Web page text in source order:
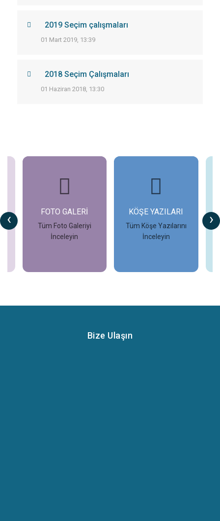
2019 Seçim çalışmaları
01 Mart 2019, 13:39
2018 Seçim Çalışmaları
01 Haziran 2018, 13:30
‹ ›
FOTO GALERİ
Tüm Foto Galeriyi
İnceleyin
KÖŞE YAZILARI
Tüm Köşe Yazılarını
İnceleyin
Bize Ulaşın